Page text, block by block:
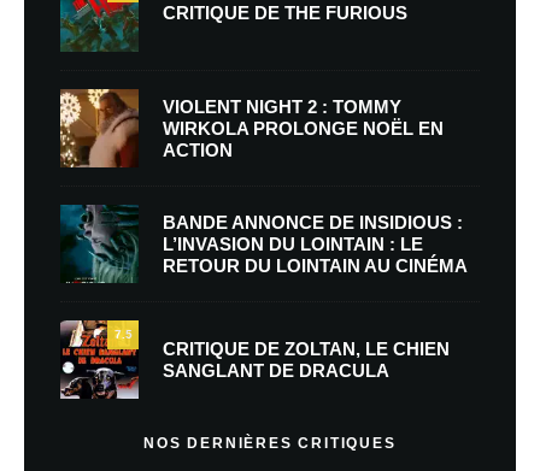
CRITIQUE DE THE FURIOUS
VIOLENT NIGHT 2 : TOMMY
WIRKOLA PROLONGE NOËL EN
ACTION
BANDE ANNONCE DE INSIDIOUS :
L’INVASION DU LOINTAIN : LE
RETOUR DU LOINTAIN AU CINÉMA
7.5
CRITIQUE DE ZOLTAN, LE CHIEN
SANGLANT DE DRACULA
NOS DERNIÈRES CRITIQUES